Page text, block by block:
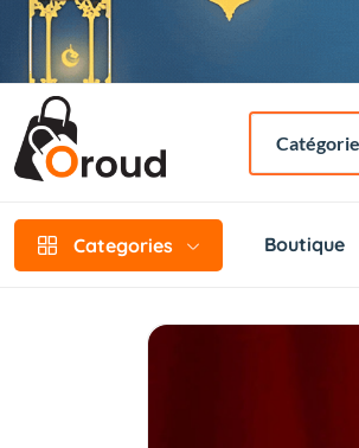
Categories Boutique